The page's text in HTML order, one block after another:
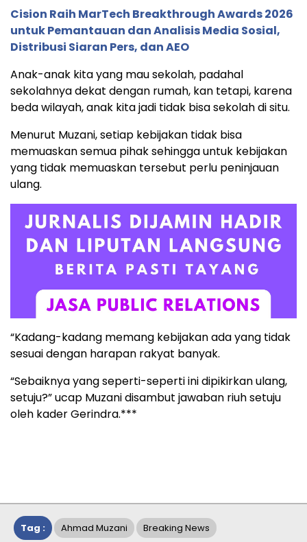
Cision Raih MarTech Breakthrough Awards 2026
untuk Pemantauan dan Analisis Media Sosial,
Distribusi Siaran Pers, dan AEO
Anak-anak kita yang mau sekolah, padahal
sekolahnya dekat dengan rumah, kan tetapi, karena
beda wilayah, anak kita jadi tidak bisa sekolah di situ.
Menurut Muzani, setiap kebijakan tidak bisa
memuaskan semua pihak sehingga untuk kebijakan
yang tidak memuaskan tersebut perlu peninjauan
ulang.
“Kadang-kadang memang kebijakan ada yang tidak
sesuai dengan harapan rakyat banyak.
“Sebaiknya yang seperti-seperti ini dipikirkan ulang,
setuju?” ucap Muzani disambut jawaban riuh setuju
oleh kader Gerindra.***
Tag : Ahmad Muzani Breaking News